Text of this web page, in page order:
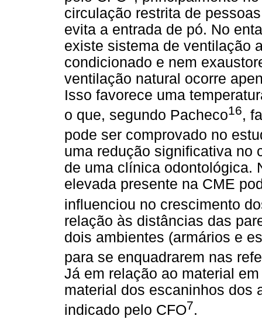
circulação restrita de
evita a entrada de pó. No
existe sistema de ventilação
condicionado e nem
ventilação natural ocorre
Isso favorece uma
o que, segundo Pacheco16,
pode ser comprovado no
uma redução significativa no
de uma clínica odontológica.
elevada presente na CME
influenciou no crescimento
relação às distâncias das
dois ambientes (armários e
para se enquadrarem nas
Já em relação ao material
material dos escaninhos dos
indicado pelo CFO7.